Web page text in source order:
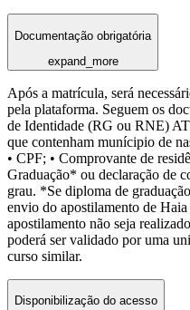
Documentação obrigatória
expand_more
Após a matrícula, será
pela plataforma. Seguem os
de Identidade (RG ou RNE)
que contenham munícipio de
• CPF; • Comprovante de
Graduação* ou declaração de
grau. *Se diploma de
envio do apostilamento de
apostilamento não seja
poderá ser validado por uma
curso similar.
Disponibilização do acesso